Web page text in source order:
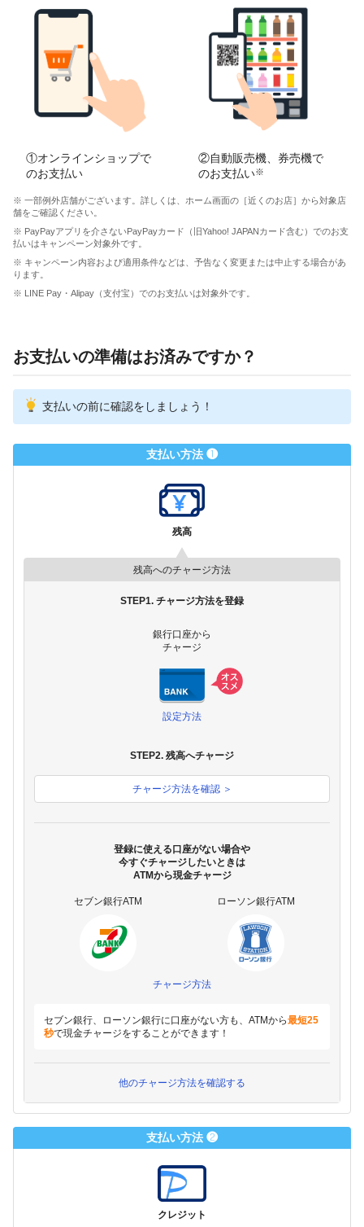
①オンラインショップで
のお支払い
②自動販売機、券売機で
のお支払い※
※ 一部例外店舗がございます。詳しくは、ホーム画面の［近くのお店］から対象店
舗をご確認ください。
※ PayPayアプリを介さないPayPayカード（旧Yahoo! JAPANカード含む）でのお支
払いはキャンペーン対象外です。
※ キャンペーン内容および適用条件などは、予告なく変更または中止する場合があ
ります。
※ LINE Pay・Alipay（支付宝）でのお支払いは対象外です。
お支払いの準備はお済みですか？
支払いの前に確認をしましょう！
支払い方法 ❶
残高
残高へのチャージ方法
STEP1. チャージ方法を登録
銀行口座から
チャージ
設定方法
STEP2. 残高へチャージ
チャージ方法を確認 ＞
登録に使える口座がない場合や
今すぐチャージしたいときは
ATMから現金チャージ
セブン銀行ATM ローソン銀行ATM
チャージ方法
セブン銀行、ローソン銀行に口座がない方も、ATMから最短25
秒で現金チャージをすることができます！
他のチャージ方法を確認する
支払い方法 ❷
クレジット